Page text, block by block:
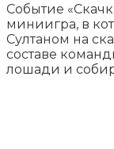
Событие
миниигра, в
Султаном на
составе
лошади и